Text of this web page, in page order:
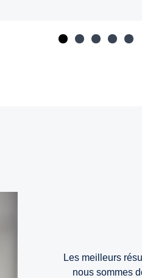
Les meilleurs
nous sommes